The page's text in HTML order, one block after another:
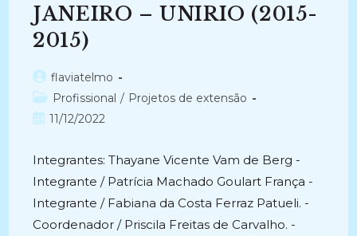
JANEIRO – UNIRIO (2015-
2015)
Autor
do
post:
flaviatelmo
Categoria
do
Profissional / Projetos de extensão
Post11/12/2022
Integrantes: Thayane Vicente Vam de Berg -
Integrante / Patrícia Machado Goulart França -
Integrante / Fabiana da Costa Ferraz Patueli. -
Coordenador / Priscila Freitas de Carvalho. -